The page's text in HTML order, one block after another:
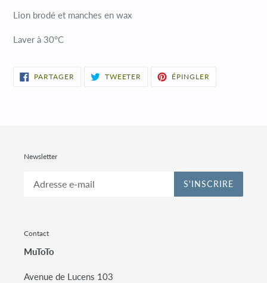
panier
Lion brodé et manches en wax
Laver à 30°C
PARTAGER PARTAGER
SUR
TWEETER TWEETERÉPINGLER
Newsletter
S'INSCRIRE
Contact
MuToTo
Avenue de Lucens 103